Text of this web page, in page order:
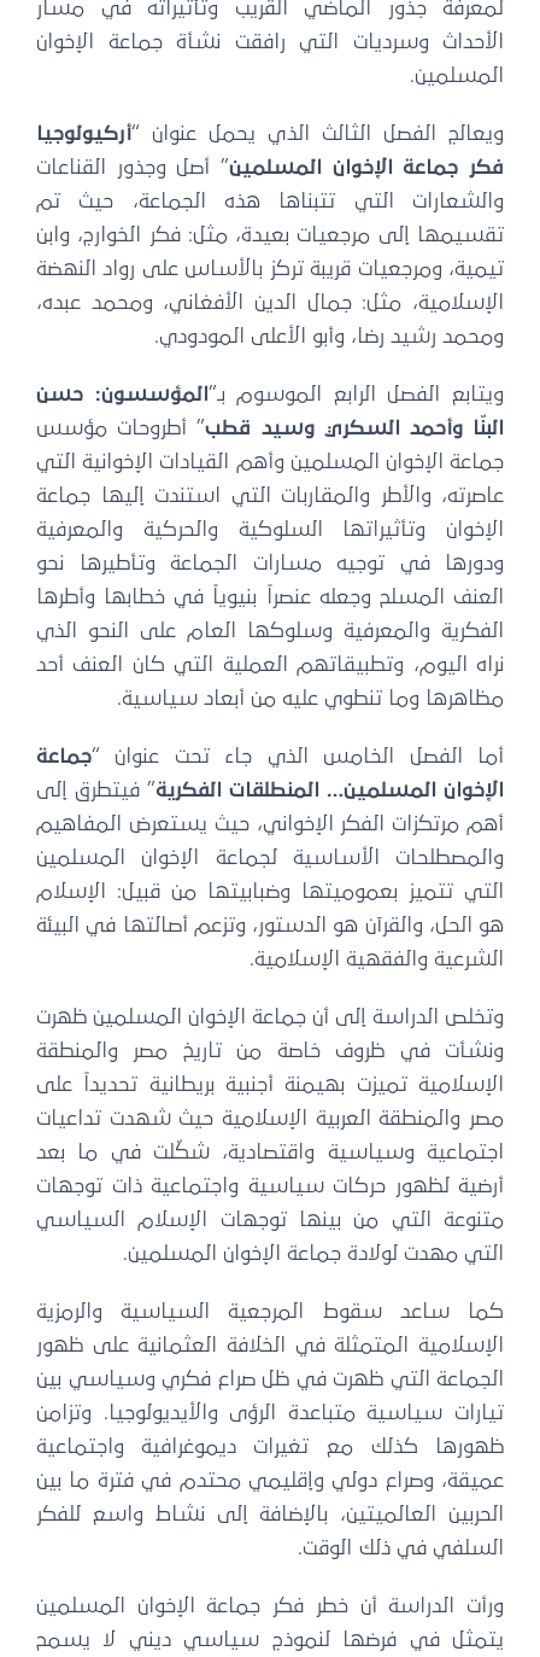
لمعرفة جذور الماضي القريب وتأثيراته في مسار
الأحداث وسرديات التي رافقت نشأة جماعة الإخوان
المسلمين.
ويعالج الفصل الثالث الذي يحمل عنوان “أركيولوجيا
فكر جماعة الإخوان المسلمين” أصل وجذور القناعات
والشعارات التي تتبناها هذه الجماعة، حيث تم
تقسيمها إلى مرجعيات بعيدة، مثل: فكر الخوارج، وابن
تيمية، ومرجعيات قريبة تركز بالأساس على رواد النهضة
الإسلامية، مثل: جمال الدين الأفغاني، ومحمد عبده،
ومحمد رشيد رضا، وأبو الأعلى المودودي.
ويتابع الفصل الرابع الموسوم بـ” المؤسسون: حسن
البنّا وأحمد السكري وسيد قطب” أطروحات مؤسس
جماعة الإخوان المسلمين وأهم القيادات الإخوانية التي
عاصرته، والأطر والمقاربات التي استندت إليها جماعة
الإخوان وتأثيراتها السلوكية والحركية والمعرفية
ودورها في توجيه مسارات الجماعة وتأطيرها نحو
العنف المسلح وجعله عنصراً بنيوياً في خطابها وأطرها
الفكرية والمعرفية وسلوكها العام على النحو الذي
نراه اليوم، وتطبيقاتهم العملية التي كان العنف أحد
مظاهرها وما تنطوي عليه من أبعاد سياسية.
أما الفصل الخامس الذي جاء تحت عنوان “جماعة
الإخوان المسلمين… المنطلقات الفكرية” فيتطرق إلى
أهم مرتكزات الفكر الإخواني، حيث يستعرض المفاهيم
والمصطلحات الأساسية لجماعة الإخوان المسلمين
التي تتميز بعموميتها وضبابيتها من قبيل: الإسلام
هو الحل، والقرآن هو الدستور، وتزعم أصالتها في البيئة
الشرعية والفقهية الإسلامية.
وتخلص الدراسة إلى أن جماعة الإخوان المسلمين ظهرت
ونشأت في ظروف خاصة من تاريخ مصر والمنطقة
الإسلامية تميزت بهيمنة أجنبية بريطانية تحديداً على
مصر والمنطقة العربية الإسلامية حيث شهدت تداعيات
اجتماعية وسياسية واقتصادية، شكّلت في ما بعد
أرضية لظهور حركات سياسية واجتماعية ذات توجهات
متنوعة التي من بينها توجهات الإسلام السياسي
التي مهدت لولادة جماعة الإخوان المسلمين.
كما ساعد سقوط المرجعية السياسية والرمزية
الإسلامية المتمثلة في الخلافة العثمانية على ظهور
الجماعة التي ظهرت في ظل صراع فكري وسياسي بين
تيارات سياسية متباعدة الرؤى والأيديولوجيا. وتزامن
ظهورها كذلك مع تغيرات ديموغرافية واجتماعية
عميقة، وصراع دولي وإقليمي محتدم في فترة ما بين
الحربين العالميتين، بالإضافة إلى نشاط واسع للفكر
السلفي في ذلك الوقت.
ورأت الدراسة أن خطر فكر جماعة الإخوان المسلمين
يتمثل في فرضها لنموذج سياسي ديني لا يسمح